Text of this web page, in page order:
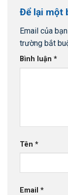
Để lại một
Email của
trường bắt
Bình luận *
Tên *
Email *